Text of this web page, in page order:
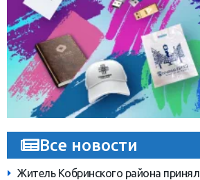
Все новости
Житель Кобринского района принял